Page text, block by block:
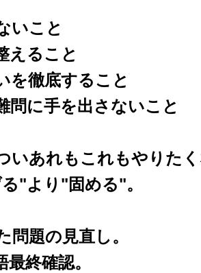
いこと
えること
を徹底すること
問に手を出さないこと
いあれもこれもやりたく
"より"固める"。
問題の見直し。
終確認。